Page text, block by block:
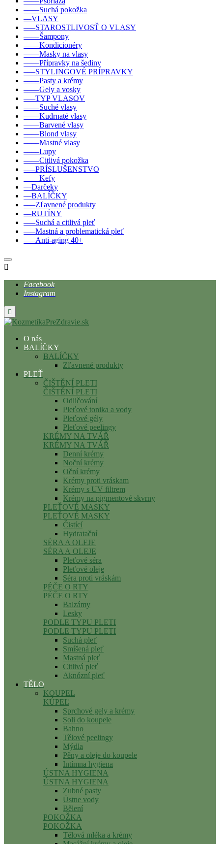
––––Suchá pokožka
––VLASY
–––STAROSTLIVOSŤ O VLASY
––––Šampony
––––Kondicionéry
––––Masky na vlasy
––––Přípravky na šediny
–––STYLINGOVÉ PRÍPRAVKY
––––Pasty a krémy
––––Gely a vosky
–––TYP VLASOV
––––Suché vlasy
––––Kudrnaté vlasy
––––Barvené vlasy
––––Blond vlasy
––––Mastné vlasy
––––Lupy
––––Citlivá pokožka
–––PRÍSLUŠENSTVO
––––Kefy
––Darčeky
––BALÍČKY
–––Zľavnené produkty
––RUTÍNY
–––Suchá a citlivá pleť
–––Mastná a problematická pleť
–––Anti-aging 40+

Facebook
Instagram

O nás
BALÍČKY
BALÍČKY
Zľavnené produkty
PLEŤ
ČIŠTĚNÍ PLETI
ČIŠTĚNÍ PLETI
Odličování
Pleťové tonika a vody
Pleťové gély
Pleťové peelingy
KRÉMY NA TVÁŘ
KRÉMY NA TVÁŘ
Denní krémy
Noční krémy
Oční krémy
Krémy proti vráskam
Krémy s UV filtrem
Krémy na pigmentové skvrny
PLEŤOVÉ MASKY
PLEŤOVÉ MASKY
Čistící
Hydratační
SÉRA A OLEJE
SÉRA A OLEJE
Pleťové séra
Pleťové oleje
Séra proti vráskám
PÉČE O RTY
PÉČE O RTY
Balzámy
Lesky
PODLE TYPU PLETI
PODLE TYPU PLETI
Suchá pleť
Smíšená pleť
Mastná pleť
Citlivá pleť
Aknózní pleť
TĚLO
KOUPEL
KÚPEĽ
Sprchové gely a krémy
Soli do koupele
Bahno
Tělové peelingy
Mýdla
Pěny a oleje do koupele
Intímna hygiena
ÚSTNA HYGIENA
ÚSTNA HYGIENA
Zubné pasty
Ústne vody
Bělení
POKOŽKA
POKOŽKA
Tělová mléka a krémy